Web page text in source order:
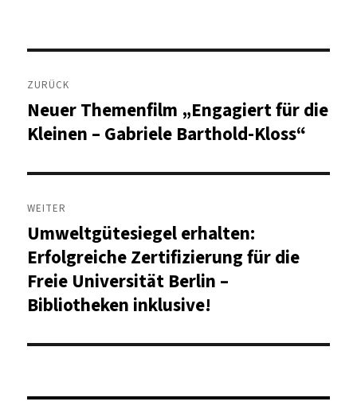
Beitragsnavigation
ZURÜCK
Vorheriger
Beitrag:
Neuer Themenfilm „Engagiert für die
Kleinen – Gabriele Barthold-Kloss“
WEITER
Nächster
Beitrag:
Umweltgütesiegel erhalten:
Erfolgreiche Zertifizierung für die
Freie Universität Berlin –
Bibliotheken inklusive!